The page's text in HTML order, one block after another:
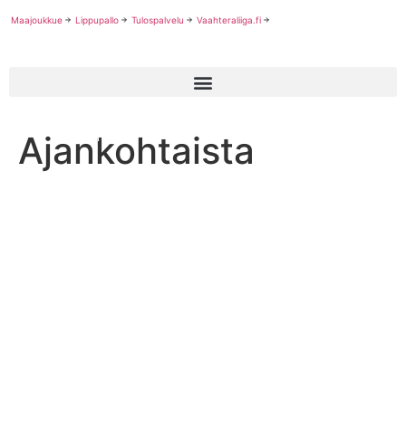
Maajoukkue Lippupallo Tulospalvelu Vaahteraliiga.fi
Ajankohtaista
Ajankohtaista